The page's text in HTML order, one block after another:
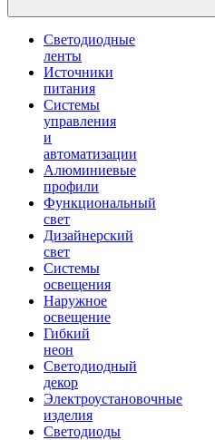
Светодиодные
ленты
Источники
питания
Системы
управления
и
автоматизации
Алюминиевые
профили
Функциональный
свет
Дизайнерский
свет
Системы
освещения
Наружное
освещение
Гибкий
неон
Светодиодный
декор
Электроустановочные
изделия
Светодиоды